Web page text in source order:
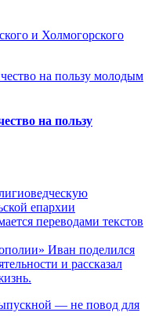
и Холмогорского
на пользу
епархии
переводами текстов
Иван поделился
и рассказал